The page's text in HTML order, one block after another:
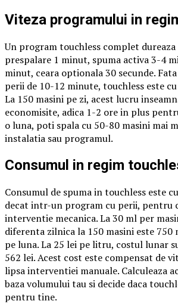
Viteza programului in
Un program touchless complet
prespalare 1 minut, spuma activa 3-4
minut, ceara optionala 30 secunde.
perii de 10-12 minute, touchless este
La 150 masini pe zi, acest lucru
economisite, adica 1-2 ore in plus
o luna, poti spala cu 50-80 masini mai
instalatia sau programul.
Consumul in regim
Consumul de spuma in touchless este
decat intr-un program cu perii, pentru
interventie mecanica. La 30 ml per
diferenta zilnica la 150 masini este
pe luna. La 25 lei pe litru, costul lunar
562 lei. Acest cost este compensat de
lipsa interventiei manuale. Calculeaza
baza volumului tau si decide daca
pentru tine.